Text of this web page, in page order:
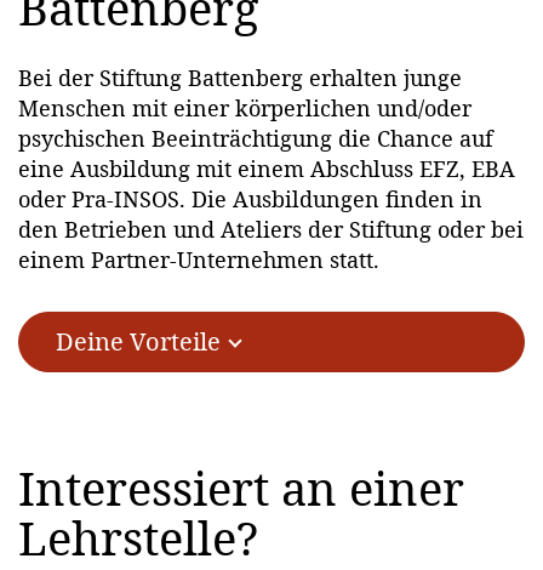
Bei der Stiftung Battenberg erhalten junge
Menschen mit einer körperlichen und/oder
psychischen Beeinträchtigung die Chance auf
eine Ausbildung mit einem Abschluss EFZ, EBA
oder Pra-INSOS. Die Ausbildungen finden in
den Betrieben und Ateliers der Stiftung oder bei
einem Partner-Unternehmen statt.
Deine Vorteile
Interessiert an einer
Lehrstelle?